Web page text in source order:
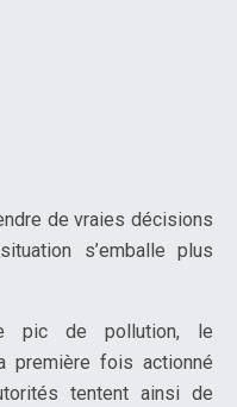
de vraies décisions
s’emballe plus
pic de pollution, le
première fois actionné
tentent ainsi de